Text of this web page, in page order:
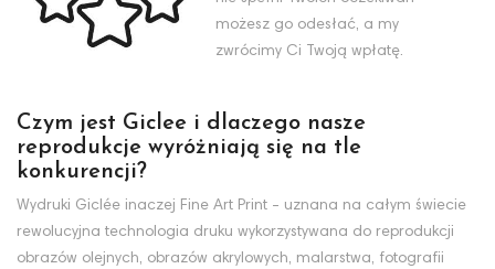
możesz go odesłać, a my
zwrócimy Ci Twoją wpłatę.
Czym jest Giclee i dlaczego nasze
reprodukcje wyróżniają się na tle
konkurencji?
Wydruki Giclée inaczej Fine Art Print - uznana na całym świecie
rewolucyjna technologia druku wykorzystywana do reprodukcji
obrazów olejnych, obrazów akrylowych, malarstwa, fotografii